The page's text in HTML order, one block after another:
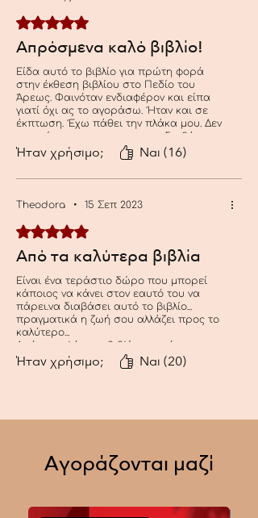
Βαθμολογήθηκε με 5 από 5 αστέρια.
Απρόσμενα καλό βιβλίο!
Είδα αυτό το βιβλίο για πρώτη φορά
στην έκθεση βιβλίου στο Πεδίο του
Άρεως. Φαινόταν ενδιαφέρον και είπα
γιατί όχι ας το αγοράσω. Ήταν και σε
έκπτωση. Έχω πάθει την πλάκα μου. Δεν
μπορώ να σταματησω να το διαβάσω.
Δεν περίμενα να είναι τόσο καλό.
Ήταν χρήσιμο; Ναι (16)
Theodora • 15 Σεπ 2023
Βαθμολογήθηκε με 5 από 5 αστέρια.
Από τα καλύτερα βιβλία
Είναι ένα τεράστιο δώρο που μπορεί
κάποιος να κάνει στον εαυτό του να
πάρει.να διαβάσει αυτό το βιβλίο...
πραγματικά η ζωή σου αλλάζει προς το
καλύτερο...
Από τα καλύτερα βιβλία του κόσμου
θεωρώ!!!
Ήταν χρήσιμο; Ναι (20)
Αγοράζονται μαζί